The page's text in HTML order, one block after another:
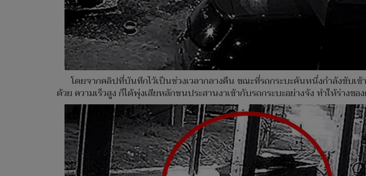
โดยจากคลิปที่บันทึกไว้เป็นช่วงเวลากลางคืน ขณะที่รถกระบะคันหนึ่งกำลังขับ
ด้วย ความเร็วสูง ก็ได้พุ่งเสียหลักชนประสานงาเข้ากับรถกระบะอย่างจัง ทำให้ร่าง